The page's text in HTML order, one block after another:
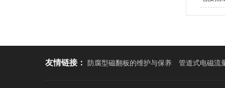
友情链接： 防腐型磁翻板的维护与保养 管道式电磁流